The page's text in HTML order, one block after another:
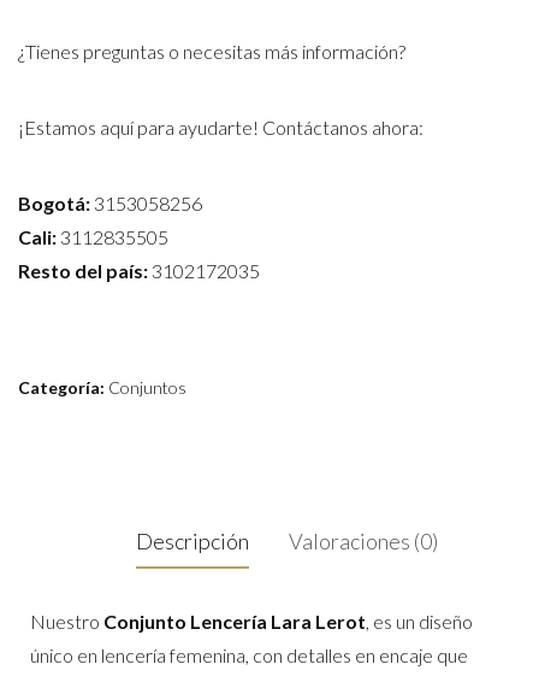
¿Tienes preguntas o necesitas más información?
¡Estamos aquí para ayudarte! Contáctanos ahora:
Bogotá: 3153058256
Cali: 3112835505
Resto del país: 3102172035
Categoría: Conjuntos
Descripción Valoraciones (0)
Nuestro Conjunto Lencería Lara Lerot, es un diseño
único en lencería femenina, con detalles en encaje que